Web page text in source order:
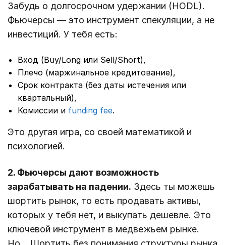
Забудь о долгосрочном удержании (HODL).
Фьючерсы — это инструмент спекуляции, а не
инвестиций. У тебя есть:
Вход (Buy/Long или Sell/Short),
Плечо (маржинальное кредитование),
Срок контракта (без даты истечения или
квартальный),
Комиссии и funding fee.
Это другая игра, со своей математикой и
психологией.
2. Фьючерсы дают возможность
зарабатывать на падении. Здесь ты можешь
шортить рынок, то есть продавать активы,
которых у тебя нет, и выкупать дешевле. Это
ключевой инструмент в медвежьем рынке.